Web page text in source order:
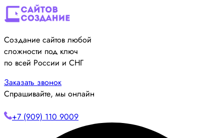
Создание сайтов любой
сложности под ключ
по всей России и СНГ
Заказать звонок
Спрашивайте, мы онлайн
+7 (909) 110 9009